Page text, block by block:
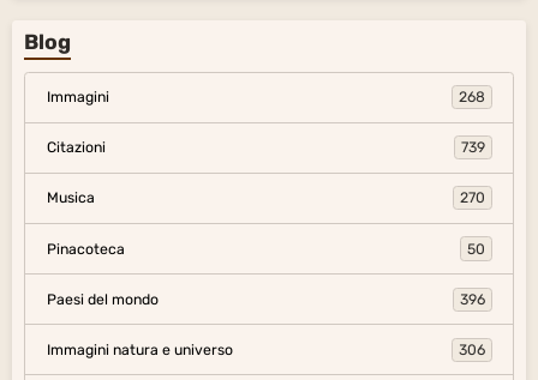
Blog
Immagini 268
Citazioni 739
Musica 270
Pinacoteca 50
Paesi del mondo 396
Immagini natura e universo 306